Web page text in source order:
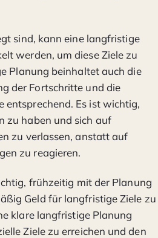
sind, kann eine langfristige
werden, um diese Ziele zu
Planung beinhaltet auch die
der Fortschritte und die
entsprechend. Es ist wichtig,
zu haben und sich auf
zu verlassen, anstatt auf
zu reagieren.
frühzeitig mit der Planung
Geld für langfristige Ziele zu
klare langfristige Planung
Ziele zu erreichen und den